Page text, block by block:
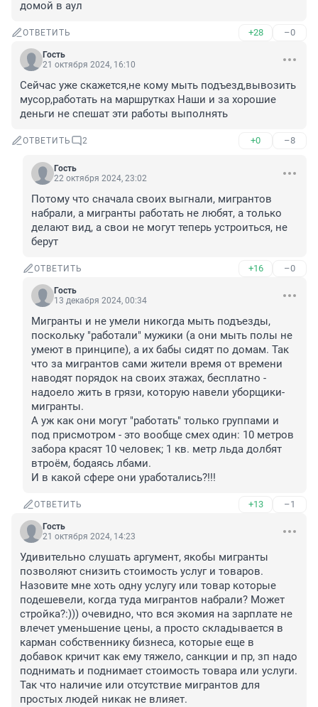
домой в аул
ОТВЕТИТЬ +28 –0
Гость
21 октября 2024, 16:10
Сейчас уже скажется,не кому мыть подъезд,вывозить
мусор,работать на маршрутках Наши и за хорошие
деньги не спешат эти работы выполнять
ОТВЕТИТЬ 2 +0 –8
Гость
22 октября 2024, 23:02
Потому что сначала своих выгнали, мигрантов
набрали, а мигранты работать не любят, а только
делают вид, а свои не могут теперь устроиться, не
берут
ОТВЕТИТЬ +16 –0
Гость
13 декабря 2024, 00:34
Мигранты и не умели никогда мыть подъезды,
поскольку "работали" мужики (а они мыть полы не
умеют в принципе), а их бабы сидят по домам. Так
что за мигрантов сами жители время от времени
наводят порядок на своих этажах, бесплатно -
надоело жить в грязи, которую навели уборщики-
мигранты.
А уж как они могут "работать" только группами и
под присмотром - это вообще смех один: 10 метров
забора красят 10 человек; 1 кв. метр льда долбят
втроём, бодаясь лбами.
И в какой сфере они уработались?!!!
ОТВЕТИТЬ +13 –1
Гость
21 октября 2024, 14:23
Удивительно слушать аргумент, якобы мигранты
позволяют снизить стоимость услуг и товаров.
Назовите мне хоть одну услугу или товар которые
подешевели, когда туда мигрантов набрали? Может
стройка?:))) очевидно, что вся экомия на зарплате не
влечет уменьшение цены, а просто складывается в
карман собственнику бизнеса, которые еще в
добавок кричит как ему тяжело, санкции и пр, зп надо
поднимать и поднимает стоимость товара или услуги.
Так что наличие или отсутствие мигрантов для
простых людей никак не влияет.